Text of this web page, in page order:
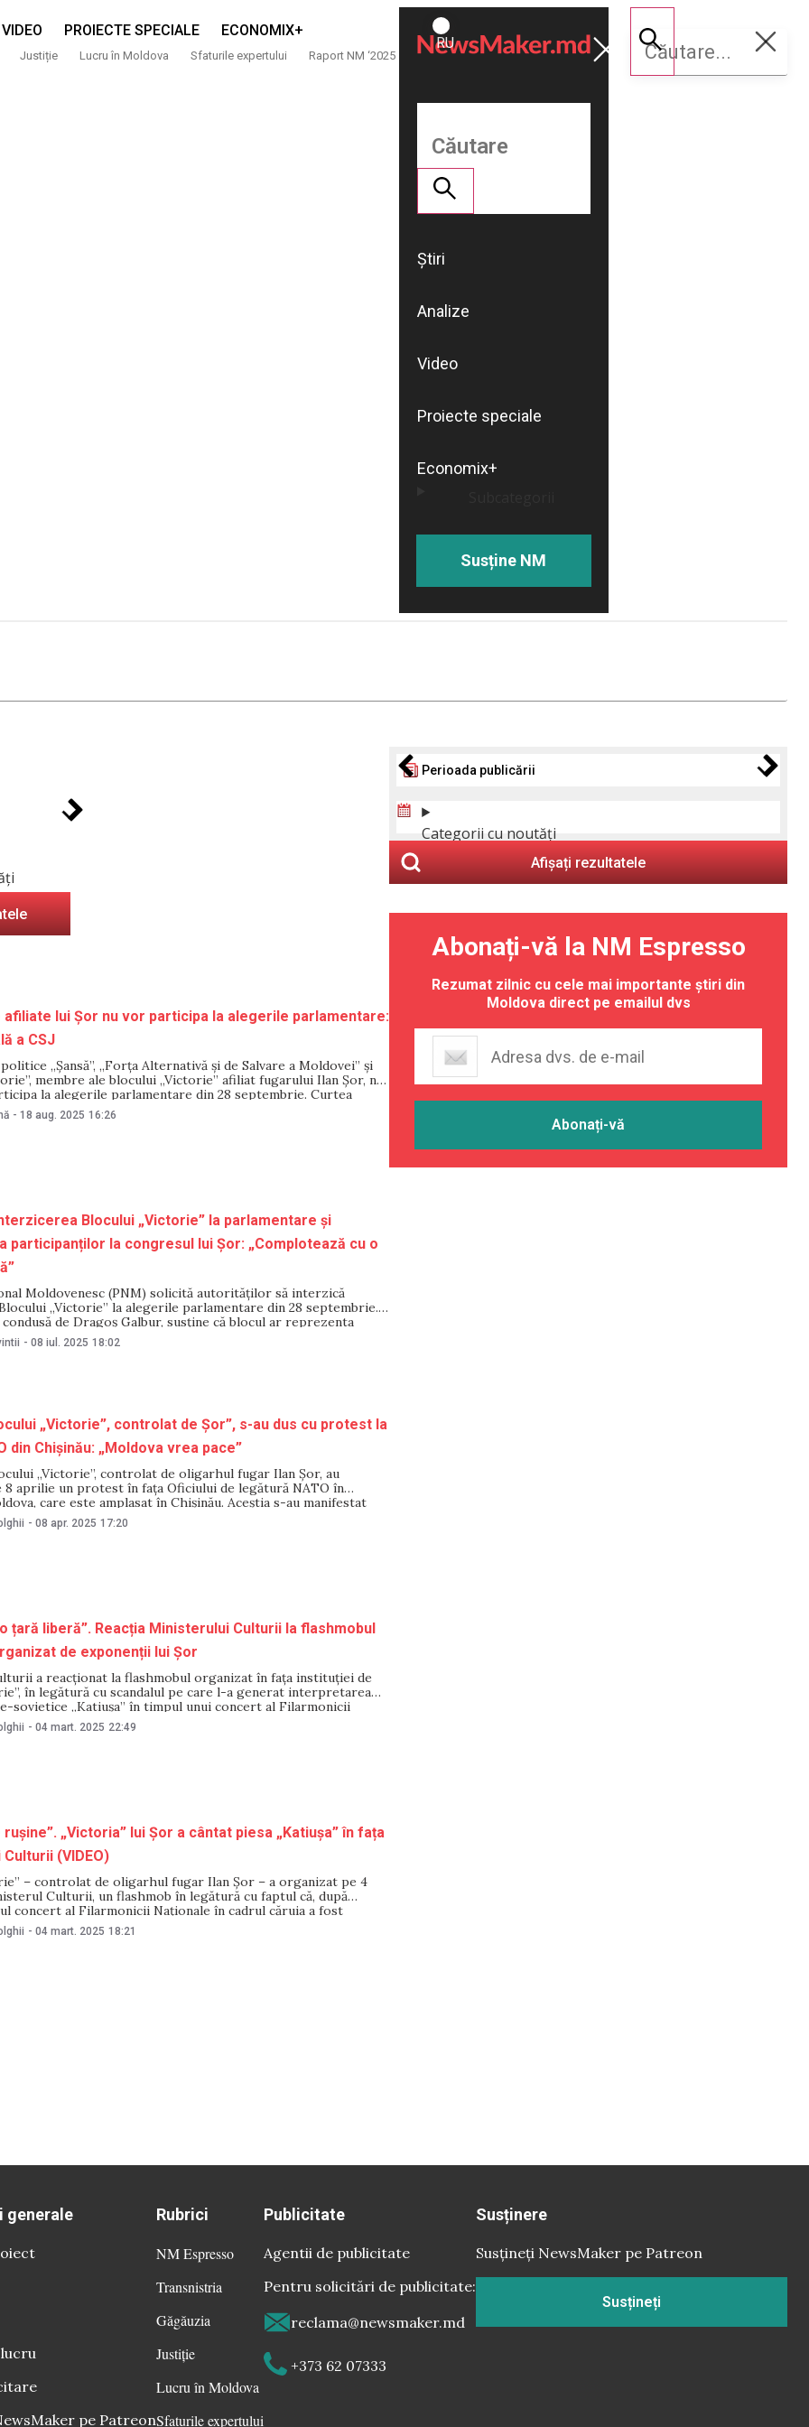
VIDEO PROIECTE SPECIALE ECONOMIX+
Justiție Lucru în Moldova Sfaturile expertului Raport NM ‘2025
ROMÂNĂ
RU
Susține
NM
Știri
Analize
Video
Proiecte speciale
Economix+
Susține NM
lui Șor nu vor participa la alegerile parlamentare:
a CSJ
„Șansă”, „Forța Alternativă și de Salvare a Moldovei” și
membre ale blocului „Victorie” afiliat fugarului Ilan Șor, nu
la alegerile parlamentare din 28 septembrie. Curtea
a respins, pe 16 august, recursul depus de aceste partide
Comisiei Electorale Centrale,
- 18 aug. 2025 16:26
Blocului „Victorie” la parlamentare și
participanților la congresul lui Șor: „Complotează cu o
Moldovenesc (PNM) solicită autorităților să interzică
„Victorie” la alegerile parlamentare din 28 septembrie.
de Dragoș Galbur, susține că blocul ar reprezenta
Ruse și cere investigarea tuturor politicienilor și
au participat la congresul de la Moscova, organizat de
- 08 iul. 2025 18:02
„Victorie”, controlat de Șor”, s-au dus cu protest la
din Chișinău: „Moldova vrea pace”
„Victorie”, controlat de oligarhul fugar Ilan Șor, au
8 aprilie un protest în fața Oficiului de legătură NATO în
care este amplasat în Chișinău. Aceștia s-au manifestat
țării noastre. Câteva zeci de activiști ai Blocului
participat la acțiune a
- 08 apr. 2025 17:20
țară liberă”. Reacția Ministerului Culturii la flashmobul
de exponenții lui Șor
a reacționat la flashmobul organizat în fața instituției de
în legătură cu scandalul pe care l-a generat interpretarea
sovietice „Katiușa” în timpul unui concert al Filarmonicii
un comentariu pentru NM, ministerul a declarat că respectă
exprimare și dreptul la protest a cetățenilor.
- 04 mart. 2025 22:49
rușine”. „Victoria” lui Șor a cântat piesa „Katiușa” în fața
(VIDEO)
– controlat de oligarhul fugar Ilan Șor – a organizat pe 4
Culturii, un flashmob în legătură cu faptul că, după
concert al Filarmonicii Naționale în cadrul căruia a fost
militar-sovietică „Katiușa”, artiștii care au interpretat-o și-au
au interpretat
- 04 mart. 2025 18:21
Perioada publicării
Categorii cu noutăți
Afișați rezultatele
Abonați-vă la NM Espresso
Rezumat zilnic cu cele mai importante știri din
Moldova direct pe emailul dvs
generale
pe Patreon
Rubrici
NM Espresso
Transnistria
Găgăuzia
Justiție
Lucru în Moldova
Sfaturile expertului
Publicitate
Agentii de publicitate
Pentru solicitări de publicitate:
reclama@newsmaker.md
+373 62 07333
Susținere
Susțineți NewsMaker pe Patreon
Susțineți